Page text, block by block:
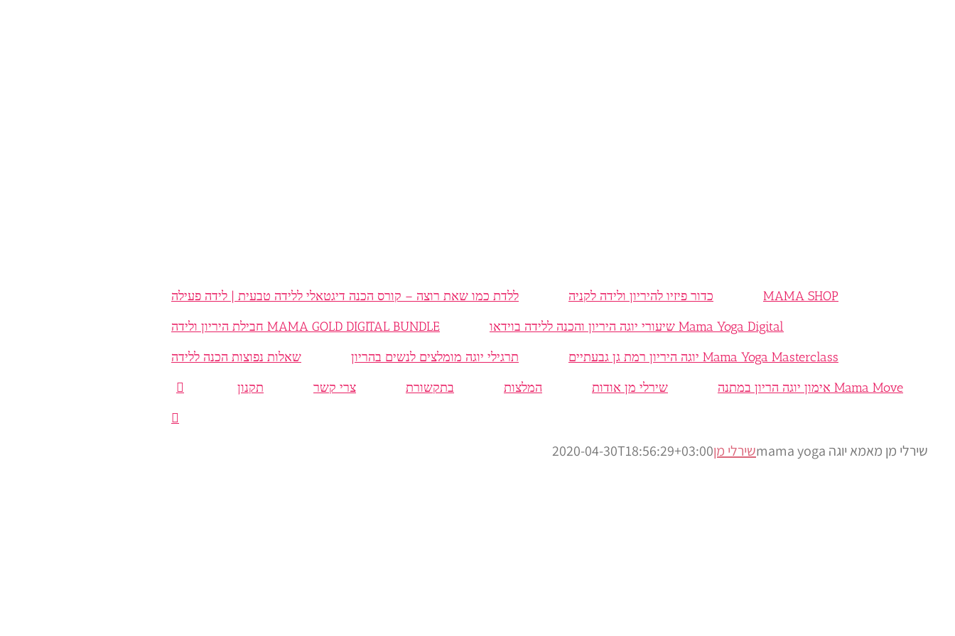
MAMA SHOP כדור פיזיו להיריון ולידה לקניה
ללדת כמו שאת רוצה – קורס הכנה דיגטאלי ללידה טבעית | לידה פעילה
Mama Yoga Digital שיעורי יוגה היריון והכנה ללידה בוידאו
MAMA GOLD DIGITAL BUNDLE חבילת היריון ולידה
Mama Yoga Masterclass יוגה היריון רמת גן גבעתיים
תרגילי יוגה מומלצים לנשים בהריון
שאלות נפוצות הכנה ללידה
Mama Move אימון יוגה הריון במתנה
שירלי מן אודות המלצות בתקשורת צרי קשר תקנון
שירלי מן מאמא יוגה mama yoga שירלי מן2020-04-30T18:56:29+03:00